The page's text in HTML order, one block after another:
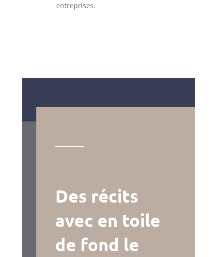
entreprises.
Des récits
avec en toile
de fond le